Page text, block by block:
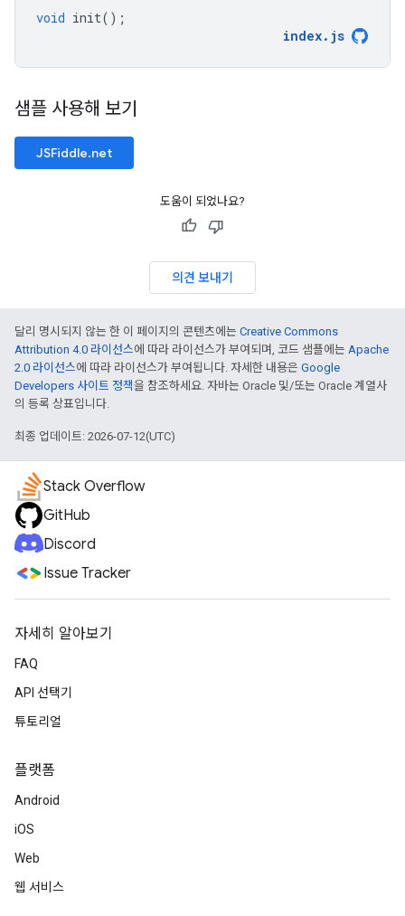
void init();
index. js
샘플 사용해 보기
JSFiddle.net
도움이 되었나요?
의견 보내기
달리 명시되지 않는 한 이 페이지의 콘텐츠에는 Creative Commons
Attribution 4.0 라이선스에 따라 라이선스가 부여되며, 코드 샘플에는 Apache
2.0 라이선스에 따라 라이선스가 부여됩니다. 자세한 내용은 Google
Developers 사이트 정책을 참조하세요. 자바는 Oracle 및/또는 Oracle 계열사
의 등록 상표입니다.
최종 업데이트: 2026-07-12(UTC)
Stack Overflow
GitHub
Discord
Issue Tracker
자세히 알아보기
FAQ
API 선택기
튜토리얼
플랫폼
Android
iOS
Web
웹 서비스